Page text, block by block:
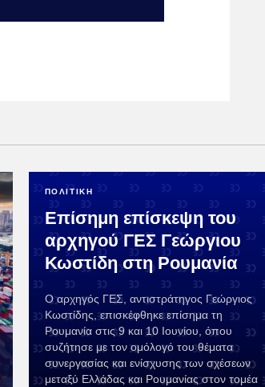
ΠΟΛΙΤΙΚΗ
Επίσημη επίσκεψη του
αρχηγού ΓΕΣ Γεώργιου
Κωστίδη στη Ρουμανία
Ο αρχηγός ΓΕΣ, αντιστράτηγος Γεώργιος
Κωστίδης, επισκέφθηκε επίσημα τη
Ρουμανία στις 9 και 10 Ιουνίου, όπου
συζήτησε με τον ομόλογό του θέματα
συνεργασίας και ενίσχυσης των σχέσεων
μεταξύ Ελλάδας και Ρουμανίας στον τομέα